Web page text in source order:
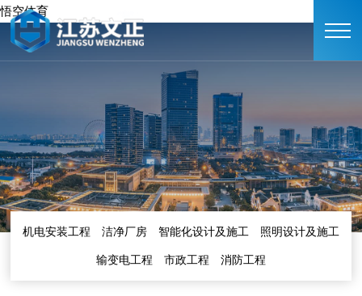
悟空体育
机电安装工程 洁净厂房 智能化设计及施工 照明设计及施工
输变电工程 市政工程 消防工程